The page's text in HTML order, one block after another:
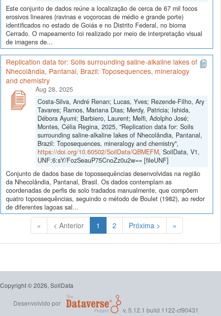
Este conjunto de dados reúne a localização de cerca de 67 mil focos
erosivos lineares (ravinas e voçorocas de médio e grande porte)
identificados no estado de Goiás e no Distrito Federal, no bioma
Cerrado. O mapeamento foi realizado por meio de interpretação visual
de imagens de...
Replication data for: Soils surrounding saline-alkaline lakes of
Nhecolândia, Pantanal, Brazil: Toposequences, mineralogy
and chemistry
Aug 28, 2025
Costa-Silva, André Renan; Lucas, Yves; Rezende-Filho, Ary
Tavares; Ramos, Mariana Dias; Merdy, Patricia; Ishida,
Débora Ayumi; Barbiero, Laurent; Melfi, Adolpho José;
Montes, Célia Regina, 2025, "Replication data for: Soils
surrounding saline-alkaline lakes of Nhecolândia, Pantanal,
Brazil: Toposequences, mineralogy and chemistry",
https://doi.org/10.60502/SoilData/QBMEFM, SoilData, V1,
UNF:6:sY/FozSeauP75CnoZz0u2w== [fileUNF]
Conjunto de dados base de topossequências desenvolvidas na região
da Nhecolândia, Pantanal, Brasil. Os dados contemplam as
coordenadas de perfis de solo tradados manualmente, que compõem
quatro topossequências, seguindo o método de Boulet (1982), ao redor
de diferentes lagoas sal...
« < Anterior 1 (Atual)
2 Próxima > »
Copyright © 2026, SoilData
Desenvolvido por
v. 5.12.1 build 1122-cf90431